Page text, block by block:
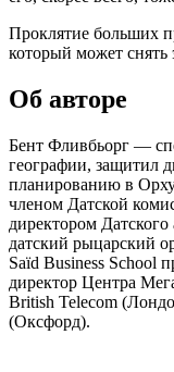
Проклятие больших
который может снять
Об авторе
Бент Фливбьорг —
географии, защитил
планированию в
членом Датской
директором
датский рыцарский
Saïd Business School
директор Центра
British Telecom
(Оксфорд).